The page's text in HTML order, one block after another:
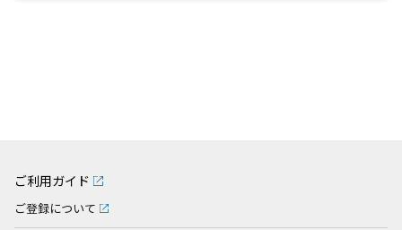
ご利用ガイド
ご登録について